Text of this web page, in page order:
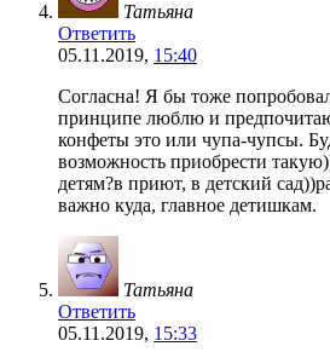
Татьяна
Ответить
05.11.2019, 15:40
Согласна! Я бы тоже
принципе люблю и
конфеты это или чупа-чупсы.
возможность приобрести
детям?в приют, в детский
важно куда, главное детишкам.
Татьяна
Ответить
05.11.2019, 15:33